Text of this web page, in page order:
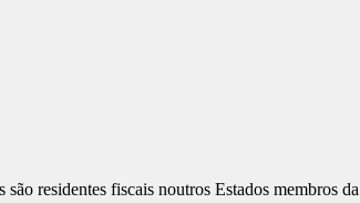
residentes fiscais noutros Estados membros